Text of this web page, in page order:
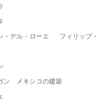
・デル・ローエ フィリップ
ン メキシコの建築